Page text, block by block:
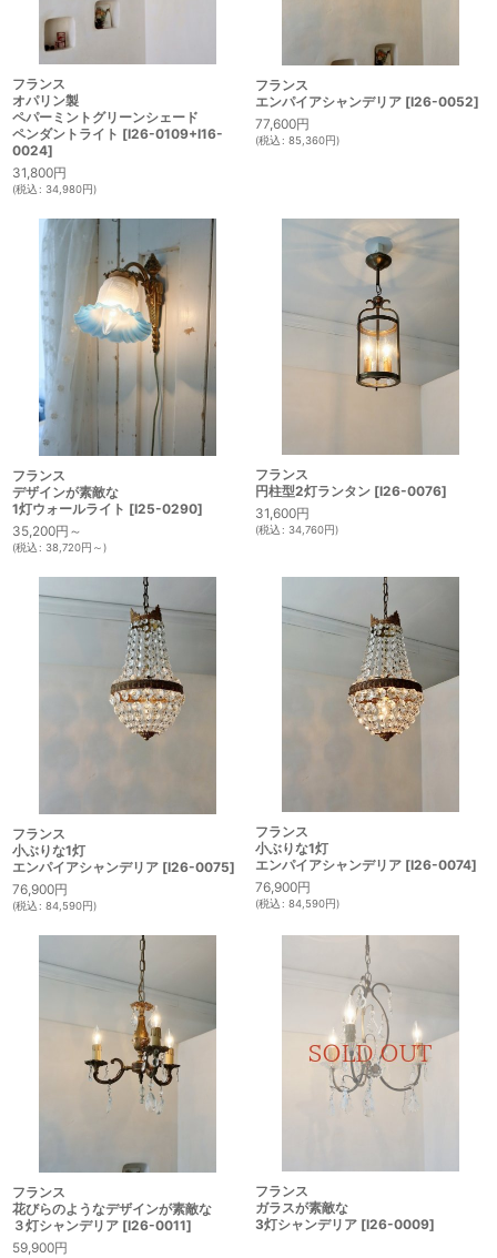
フランス
オパリン製
ペパーミントグリーンシェード
ペンダントライト [I26-0109+I16-
0024]
31,800円
(税込: 34,980円)
フランス
エンパイアシャンデリア [I26-0052]
77,600円
(税込: 85,360円)
フランス
デザインが素敵な
1灯ウォールライト [I25-0290]
35,200円 ～
(税込: 38,720円 ～)
フランス
円柱型2灯ランタン [I26-0076]
31,600円
(税込: 34,760円)
フランス
小ぶりな1灯
エンパイアシャンデリア [I26-0075]
76,900円
(税込: 84,590円)
フランス
小ぶりな1灯
エンパイアシャンデリア [I26-0074]
76,900円
(税込: 84,590円)
フランス
花びらのようなデザインが素敵な
３灯シャンデリア [I26-0011]
59,900円
フランス
ガラスが素敵な
3灯シャンデリア [I26-0009]